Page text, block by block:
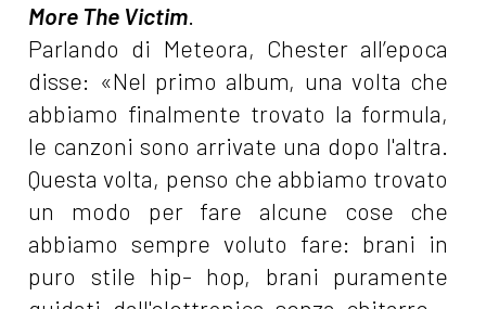
More The Victim
Parlando di Meteora, Chester all’epoca
disse: «Nel primo album, una volta che
abbiamo finalmente trovato la formula,
le canzoni sono arrivate una dopo l'altra.
Questa volta, penso che abbiamo trovato
un modo per fare alcune cose che
abbiamo sempre voluto fare: brani in
puro stile hip- hop, brani puramente